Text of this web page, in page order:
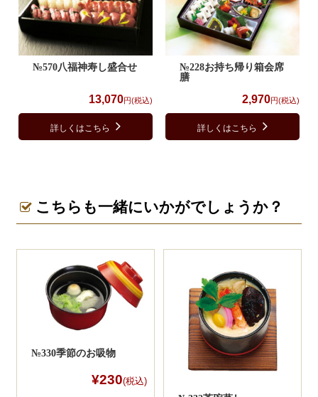
№570八福神寿し盛合せ
13,070円(税込)
詳しくはこちら
№228お持ち帰り箱会席
膳
2,970円(税込)
詳しくはこちら
こちらも一緒にいかがでしょうか？
№330季節のお吸物
¥230(税込)